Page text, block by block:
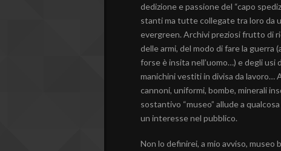
dedizione e passione del “capo
stanti ma tutte collegate tra loro da
evergreen. Archivi preziosi frutto di
delle armi, del modo di fare la guerra
forse è insita nell’uomo…) e degli
manichini vestiti in divisa da lavoro…
cannoni, uniformi, bombe, minerali
sostantivo “museo” allude a
un interesse nel pubblico.
Non lo definirei, a mio avviso,